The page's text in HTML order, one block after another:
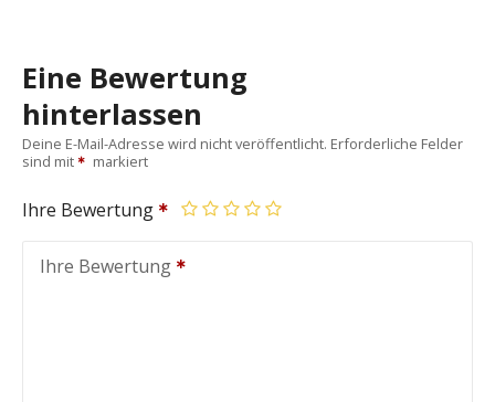
Eine Bewertung
hinterlassen
Deine E-Mail-Adresse wird nicht veröffentlicht. Erforderliche Felder
sind mit
markiert
Ihre Bewertung
Ihre Bewertung